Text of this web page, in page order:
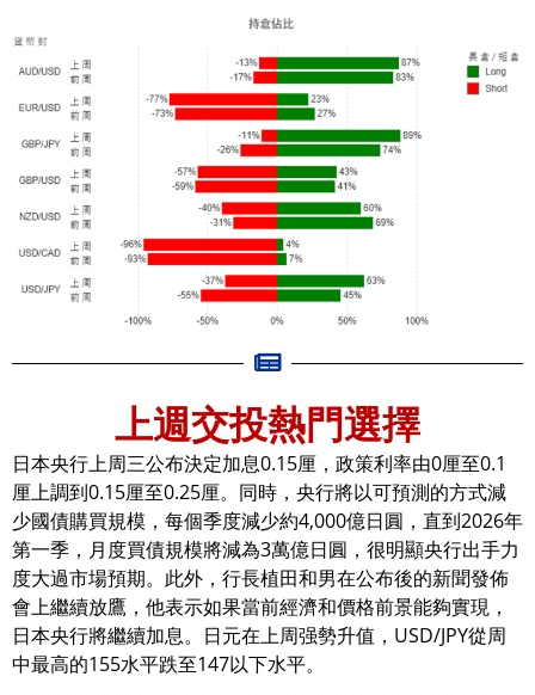
上週交投熱門選擇
日本央行上周三公布決定加息0.15厘，政策利率由0厘至0.1
厘上調到0.15厘至0.25厘。同時，央行將以可預測的方式減
少國債購買規模，每個季度減少約4,000億日圓，直到2026年
第一季，月度買債規模將減為3萬億日圓，很明顯央行出手力
度大過市場預期。此外，行長植田和男在公布後的新聞發佈
會上繼續放鷹，他表示如果當前經濟和價格前景能夠實現，
日本央行將繼續加息。日元在上周强勢升值，USD/JPY從周
中最高的155水平跌至147以下水平。